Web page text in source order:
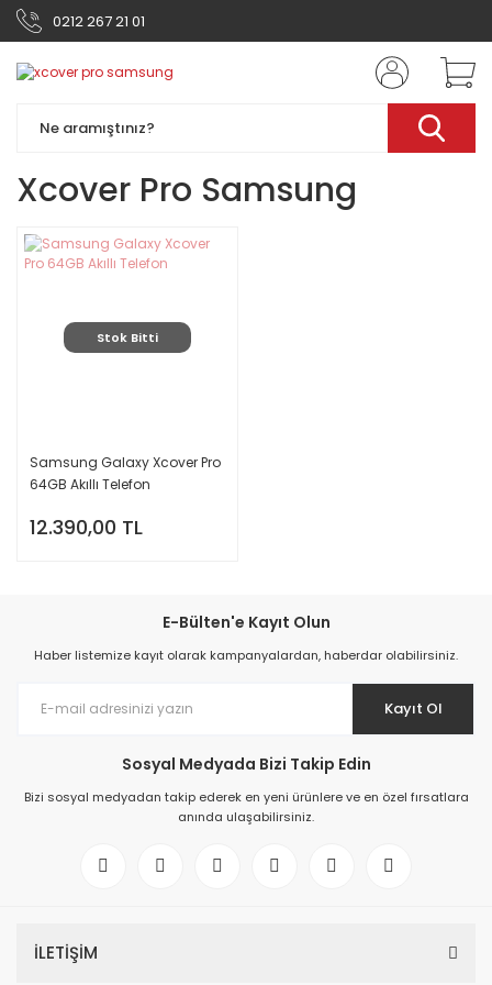
0212 267 21 01
Xcover Pro Samsung
Stok Bitti
Samsung Galaxy Xcover Pro
64GB Akıllı Telefon
12.390,00 TL
E-Bülten'e Kayıt Olun
Haber listemize kayıt olarak kampanyalardan, haberdar olabilirsiniz.
Kayıt Ol
Sosyal Medyada Bizi Takip Edin
Bizi sosyal medyadan takip ederek en yeni ürünlere ve en özel fırsatlara
anında ulaşabilirsiniz.
İLETİŞİM